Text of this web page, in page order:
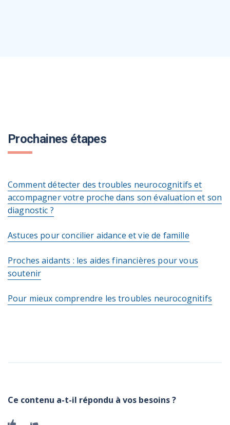
Prochaines étapes
Comment détecter des troubles neurocognitifs et
accompagner votre proche dans son évaluation et son
diagnostic ?
Astuces pour concilier aidance et vie de famille
Proches aidants : les aides financières pour vous
soutenir
Pour mieux comprendre les troubles neurocognitifs
Ce contenu a-t-il répondu à vos besoins ?